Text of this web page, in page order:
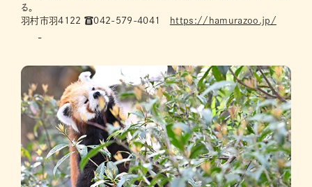
る。
羽村市羽4122 ☎042-579-4041
https://hamurazoo.jp/